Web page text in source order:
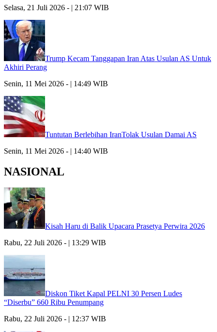
Selasa, 21 Juli 2026 - | 21:07 WIB
Trump Kecam Tanggapan Iran Atas Usulan AS Untuk
Akhiri Perang
Senin, 11 Mei 2026 - | 14:49 WIB
Tuntutan Berlebihan IranTolak Usulan Damai AS
Senin, 11 Mei 2026 - | 14:40 WIB
NASIONAL
Kisah Haru di Balik Upacara Prasetya Perwira 2026
Rabu, 22 Juli 2026 - | 13:29 WIB
Diskon Tiket Kapal PELNI 30 Persen Ludes
“Diserbu” 660 Ribu Penumpang
Rabu, 22 Juli 2026 - | 12:37 WIB